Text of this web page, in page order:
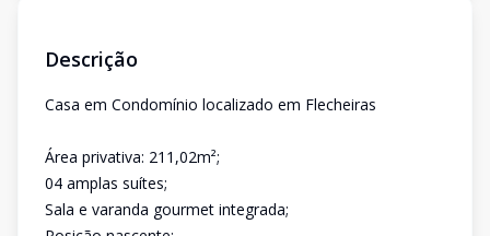
Descrição
Casa em Condomínio localizado em Flecheiras
Área privativa: 211,02m²;
04 amplas suítes;
Sala e varanda gourmet integrada;